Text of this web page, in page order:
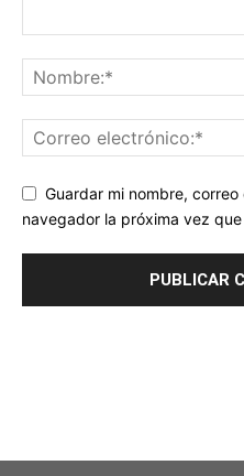
Guardar mi nombre,
navegador la próxima vez